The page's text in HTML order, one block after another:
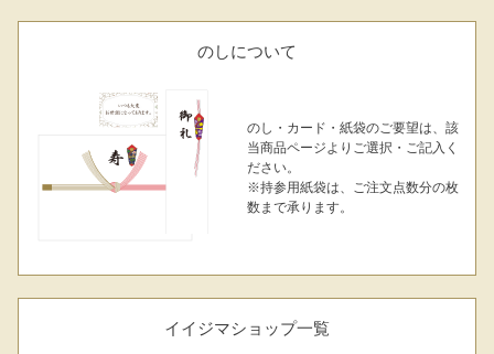
シーン別特集
のしについて
のし・カード・紙袋のご要望は、該
当商品ページよりご選択・ご記入く
ださい。
※持参用紙袋は、ご注文点数分の枚
数まで承ります。
イイジマショップ一覧